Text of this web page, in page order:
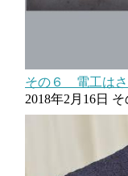
その６ 電工はさ
2018年2月16日